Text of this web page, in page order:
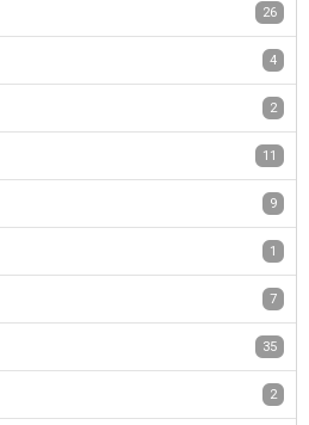
26
4
2
11
9
1
7
35
2